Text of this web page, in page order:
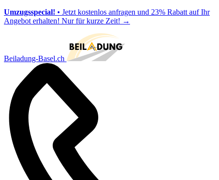
Umzugsspecial! • Jetzt kostenlos anfragen und 23% Rabatt auf Ihr
Angebot erhalten! Nur für kurze Zeit! →
Beiladung-Basel.ch